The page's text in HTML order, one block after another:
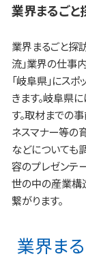
業界まるごと
業界まるごと探訪
流」業界の仕事
「岐阜県」にス
きます。岐阜県
す。取材までの
ネスマナー等の
などについても
容のプレゼンテ
世の中の産業構
繋がります。
業界ま